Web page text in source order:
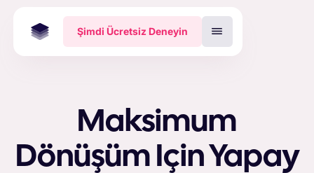
Şimdi Ücretsiz Deneyin
Maksimum
Dönüşüm Için Yapay